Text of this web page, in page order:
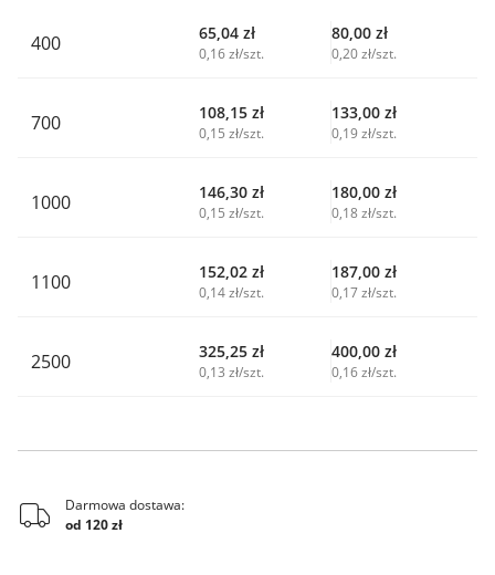
400 65,04 zł
0,16 zł/szt.
80,00 zł
0,20 zł/szt.
700 108,15 zł
0,15 zł/szt.
133,00 zł
0,19 zł/szt.
1000 146,30 zł
0,15 zł/szt.
180,00 zł
0,18 zł/szt.
1100 152,02 zł
0,14 zł/szt.
187,00 zł
0,17 zł/szt.
2500 325,25 zł
0,13 zł/szt.
400,00 zł
0,16 zł/szt.
Darmowa dostawa:
od 120 zł